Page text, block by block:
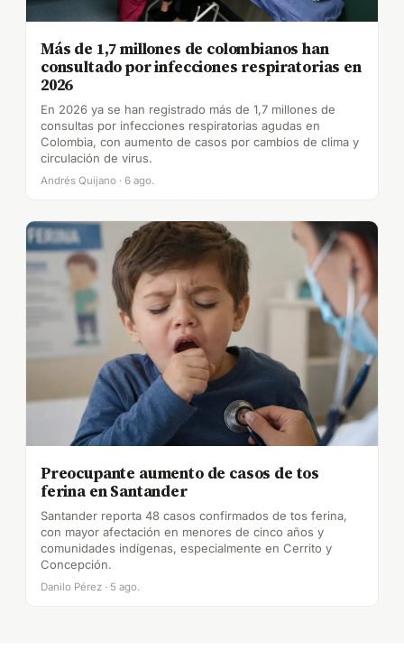
Más de 1,7 millones de colombianos han
consultado por infecciones respiratorias en
2026
En 2026 ya se han registrado más de 1,7 millones de
consultas por infecciones respiratorias agudas en
Colombia, con aumento de casos por cambios de clima y
circulación de virus.
Andrés Quijano · 6 ago.
Preocupante aumento de casos de tos
ferina en Santander
Santander reporta 48 casos confirmados de tos ferina,
con mayor afectación en menores de cinco años y
comunidades indígenas, especialmente en Cerrito y
Concepción.
Danilo Pérez · 5 ago.